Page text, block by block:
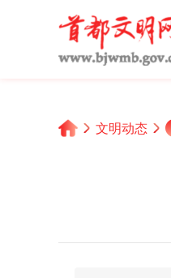
文明动态